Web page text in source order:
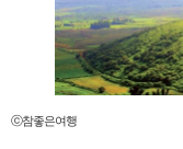
ⓒ참좋은여행